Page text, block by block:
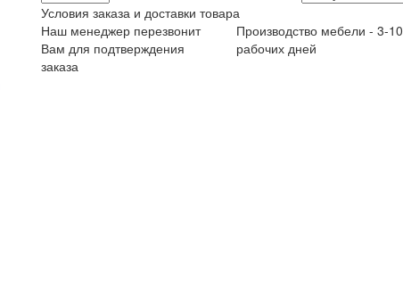
Условия заказа и доставки товара
Наш менеджер перезвонит
Вам для подтверждения
заказа
Производство мебели - 3-10
рабочих дней